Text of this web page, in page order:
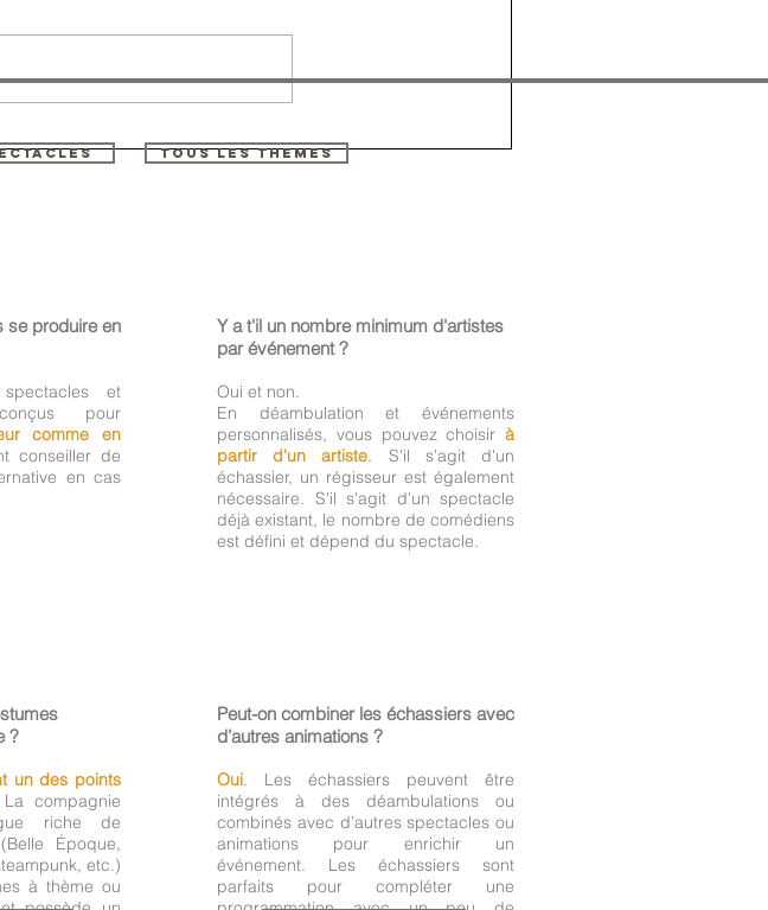
TOUS LES THEMES
se produire en
et
pour
comme en
conseiller de
en cas
?
un des points
La compagnie
riche de
Époque,
etc.)
à thème ou
Y a t'il un nombre minimum d'artistes
par événement ?
Oui et non.
En déambulation et événements
personnalisés, vous pouvez choisir à
partir d'un artiste. S'il s'agit d'un
échassier, un régisseur est également
nécessaire. S'il s'agit d'un spectacle
déjà existant, le nombre de comédiens
est défini et dépend du spectacle.
Peut-on combiner les échassiers avec
d’autres animations ?
Oui. Les échassiers peuvent être
intégrés à des déambulations ou
combinés avec d’autres spectacles ou
animations pour enrichir un
événement. Les échassiers sont
parfaits pour compléter une